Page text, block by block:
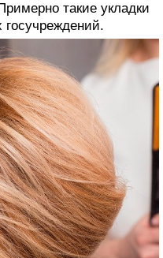
такие укладки
госучреждений.